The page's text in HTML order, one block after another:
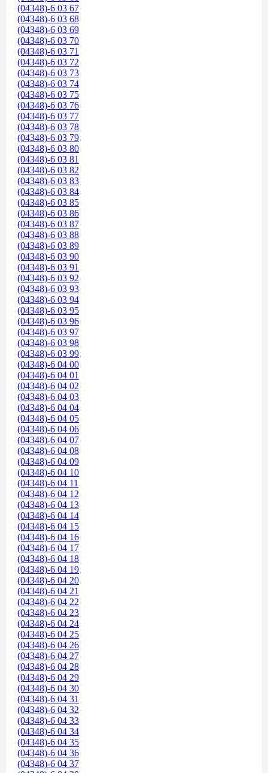
(04348)-6 03 67
(04348)-6 03 68
(04348)-6 03 69
(04348)-6 03 70
(04348)-6 03 71
(04348)-6 03 72
(04348)-6 03 73
(04348)-6 03 74
(04348)-6 03 75
(04348)-6 03 76
(04348)-6 03 77
(04348)-6 03 78
(04348)-6 03 79
(04348)-6 03 80
(04348)-6 03 81
(04348)-6 03 82
(04348)-6 03 83
(04348)-6 03 84
(04348)-6 03 85
(04348)-6 03 86
(04348)-6 03 87
(04348)-6 03 88
(04348)-6 03 89
(04348)-6 03 90
(04348)-6 03 91
(04348)-6 03 92
(04348)-6 03 93
(04348)-6 03 94
(04348)-6 03 95
(04348)-6 03 96
(04348)-6 03 97
(04348)-6 03 98
(04348)-6 03 99
(04348)-6 04 00
(04348)-6 04 01
(04348)-6 04 02
(04348)-6 04 03
(04348)-6 04 04
(04348)-6 04 05
(04348)-6 04 06
(04348)-6 04 07
(04348)-6 04 08
(04348)-6 04 09
(04348)-6 04 10
(04348)-6 04 11
(04348)-6 04 12
(04348)-6 04 13
(04348)-6 04 14
(04348)-6 04 15
(04348)-6 04 16
(04348)-6 04 17
(04348)-6 04 18
(04348)-6 04 19
(04348)-6 04 20
(04348)-6 04 21
(04348)-6 04 22
(04348)-6 04 23
(04348)-6 04 24
(04348)-6 04 25
(04348)-6 04 26
(04348)-6 04 27
(04348)-6 04 28
(04348)-6 04 29
(04348)-6 04 30
(04348)-6 04 31
(04348)-6 04 32
(04348)-6 04 33
(04348)-6 04 34
(04348)-6 04 35
(04348)-6 04 36
(04348)-6 04 37